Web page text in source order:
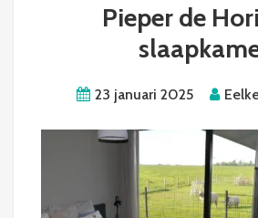
Pieper de
23 januari 2025